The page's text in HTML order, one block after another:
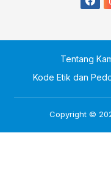
Tentang
Kode Etik dan
Copyright ©